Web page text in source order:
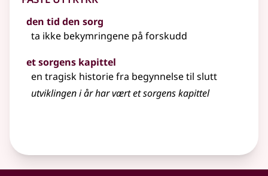
den tid den sorg
ta ikke bekymringene på forskudd
et sorgens kapittel
en tragisk historie fra begynnelse til slutt
utviklingen i år har vært et sorgens kapittel